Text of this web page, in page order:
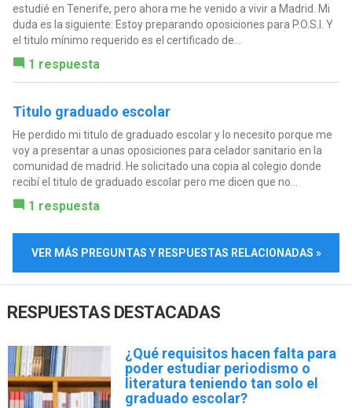
estudié en Tenerife, pero ahora me he venido a vivir a Madrid. Mi
duda es la siguiente: Estoy preparando oposiciones para P.O.S.I. Y
el titulo mínimo requerido es el certificado de...
1 respuesta
Titulo graduado escolar
He perdido mi titulo de graduado escolar y lo necesito porque me
voy a presentar a unas oposiciones para celador sanitario en la
comunidad de madrid. He solicitado una copia al colegio donde
recibí el titulo de graduado escolar pero me dicen que no...
1 respuesta
VER MÁS PREGUNTAS Y RESPUESTAS RELACIONADAS »
RESPUESTAS DESTACADAS
¿Qué requisitos hacen falta para
poder estudiar periodismo o
literatura teniendo tan solo el
graduado escolar?